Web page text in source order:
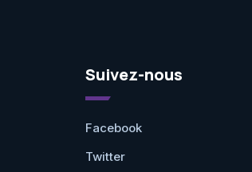
Suivez-nous
Facebook
Twitter